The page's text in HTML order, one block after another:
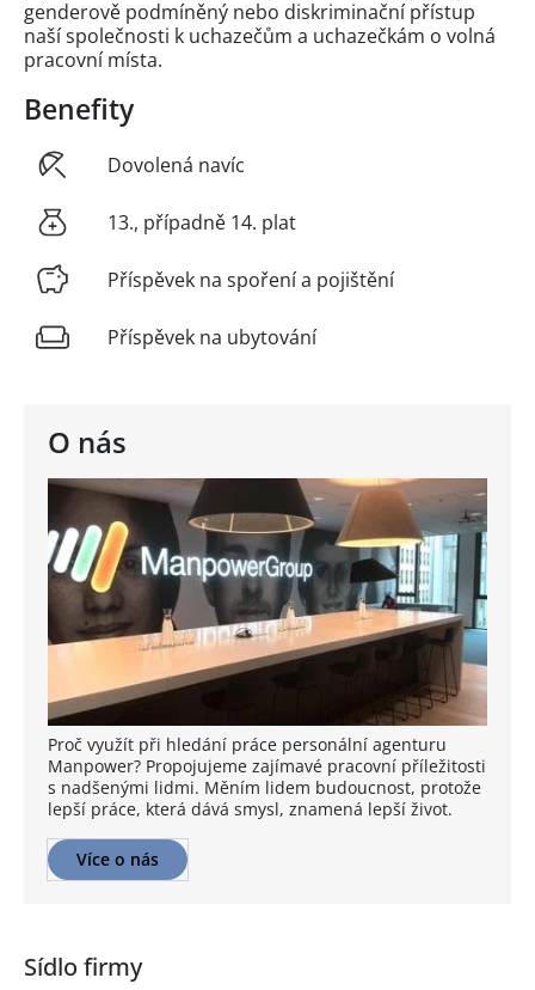
O nás
Proč využít při hledání práce personální agenturu
Manpower? Propojujeme zajímavé pracovní příležitosti
s nadšenými lidmi. Měním lidem budoucnost, protože
lepší práce, která dává smysl, znamená lepší život.
Více o nás
genderově podmíněný nebo diskriminační přístup
naší společnosti k uchazečům a uchazečkám o volná
pracovní místa.
Benefity
Dovolená navíc
13., případně 14. plat
Příspěvek na spoření a pojištění
Příspěvek na ubytování
Sídlo firmy